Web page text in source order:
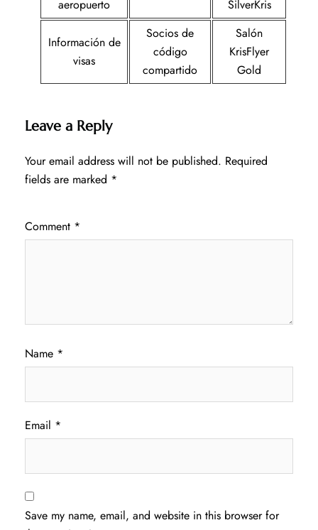
aeropuerto SilverKris
Información de
visas
Socios de
código
compartido
Salón
KrisFlyer
Gold
Leave a Reply
Your email address will not be published. Required
fields are marked *
Comment *
Name *
Email *
Save my name, email, and website in this browser for